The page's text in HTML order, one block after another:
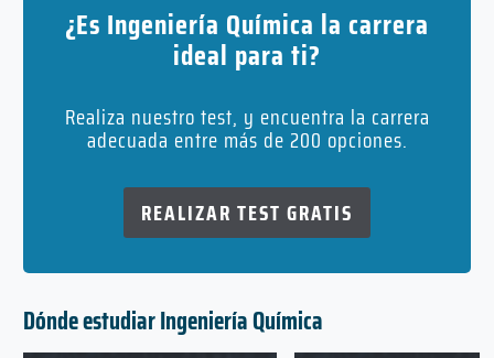
¿Es Ingeniería Química la carrera
ideal para ti?
Realiza nuestro test, y encuentra la carrera
adecuada entre más de 200 opciones.
REALIZAR TEST GRATIS
Dónde estudiar Ingeniería Química